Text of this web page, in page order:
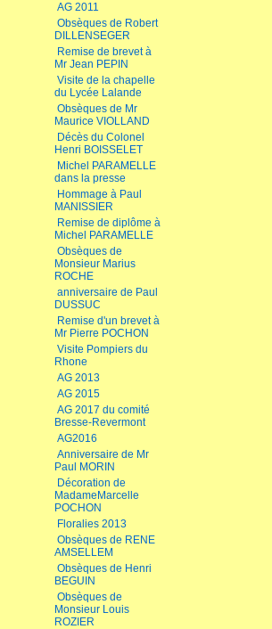
AG 2011
Obsèques de Robert
DILLENSEGER
Remise de brevet à
Mr Jean PEPIN
Visite de la chapelle
du Lycée Lalande
Obsèques de Mr
Maurice VIOLLAND
Décès du Colonel
Henri BOISSELET
Michel PARAMELLE
dans la presse
Hommage à Paul
MANISSIER
Remise de diplôme à
Michel PARAMELLE
Obsèques de
Monsieur Marius
ROCHE
anniversaire de Paul
DUSSUC
Remise d'un brevet à
Mr Pierre POCHON
Visite Pompiers du
Rhone
AG 2013
AG 2015
AG 2017 du comité
Bresse-Revermont
AG2016
Anniversaire de Mr
Paul MORIN
Décoration de
MadameMarcelle
POCHON
Floralies 2013
Obsèques de RENE
AMSELLEM
Obsèques de Henri
BEGUIN
Obsèques de
Monsieur Louis
ROZIER